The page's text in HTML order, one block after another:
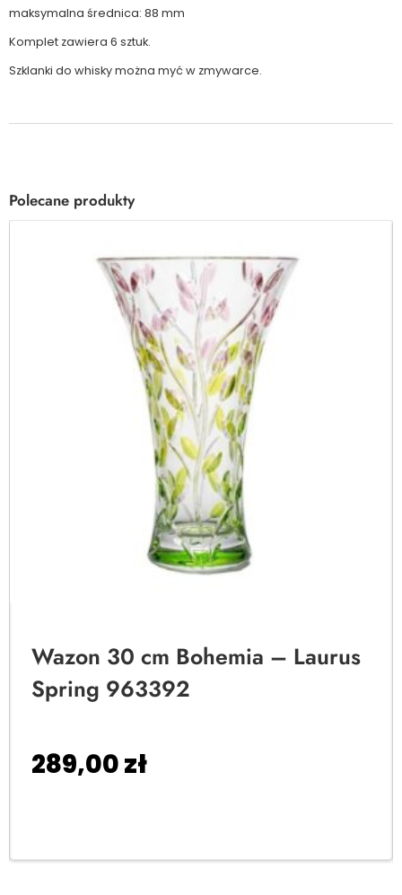
maksymalna średnica: 88 mm
Komplet zawiera 6 sztuk.
Szklanki do whisky można myć w zmywarce.
Polecane produkty
Wazon 30 cm Bohemia – Laurus
Spring 963392
289,00zł